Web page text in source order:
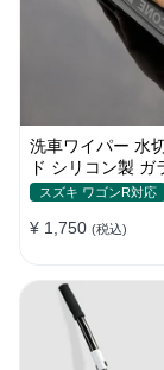
洗車ワイパー 水
ド シリコン製 ガラス ボディ
サイドミラー 家事
スズキ ワゴンR対応
¥ 1,750 (税込)